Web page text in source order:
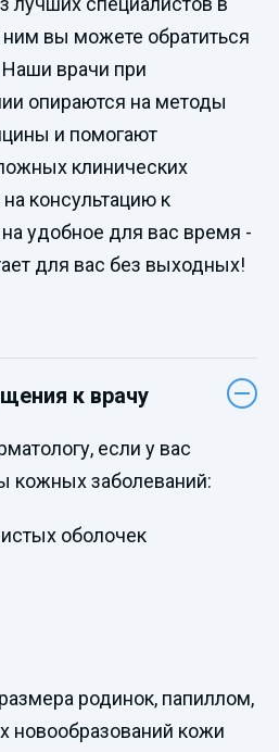
ним вы можете обратиться
врачи при
опираются на методы
и помогают
клинических
консультацию к
удобное для вас время -
для вас без выходных!
к врачу
если у вас
кожных заболеваний:
оболочек
родинок, папиллом,
новообразований кожи